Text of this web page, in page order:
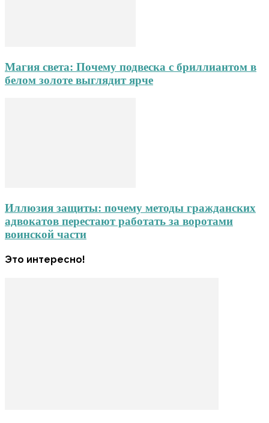
Магия света: Почему подвеска с бриллиантом в
белом золоте выглядит ярче
Иллюзия защиты: почему методы гражданских
адвокатов перестают работать за воротами
воинской части
Это интересно!